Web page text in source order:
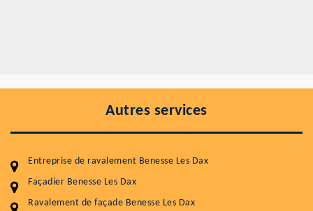
Autres services
Entreprise de ravalement Benesse Les Dax
Façadier Benesse Les Dax
Ravalement de façade Benesse Les Dax